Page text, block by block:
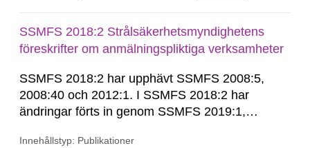
SSMFS 2018:2 Strålsäkerhetsmyndighetens
föreskrifter om anmälningspliktiga verksamheter
SSMFS 2018:2 har upphävt SSMFS 2008:5,
2008:40 och 2012:1. I SSMFS 2018:2 har
ändringar förts in genom SSMFS 2019:1,
Innehållstyp: Publikationer